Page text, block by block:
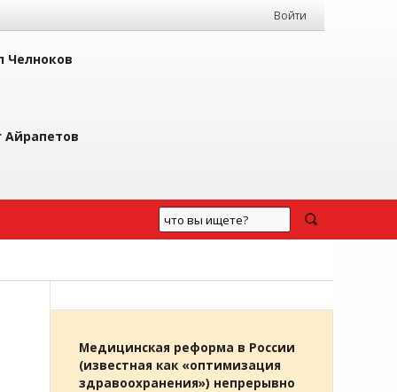
Войти
Челноков
Айрапетов
Медицинская реформа в России
(известная как «оптимизация
здравоохранения») непрерывно